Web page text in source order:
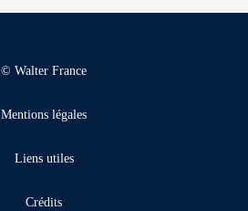
© Walter France
Mentions légales
Liens utiles
Crédits